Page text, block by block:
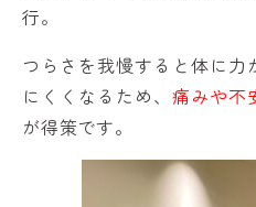
行。
つらさを我慢すると体に
にくくなるため、痛みや不
が得策です。